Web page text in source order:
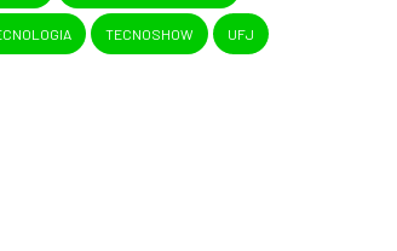
TECNOSHOW UFJ